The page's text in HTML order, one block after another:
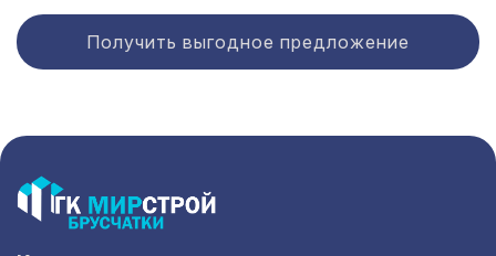
Получить выгодное предложение